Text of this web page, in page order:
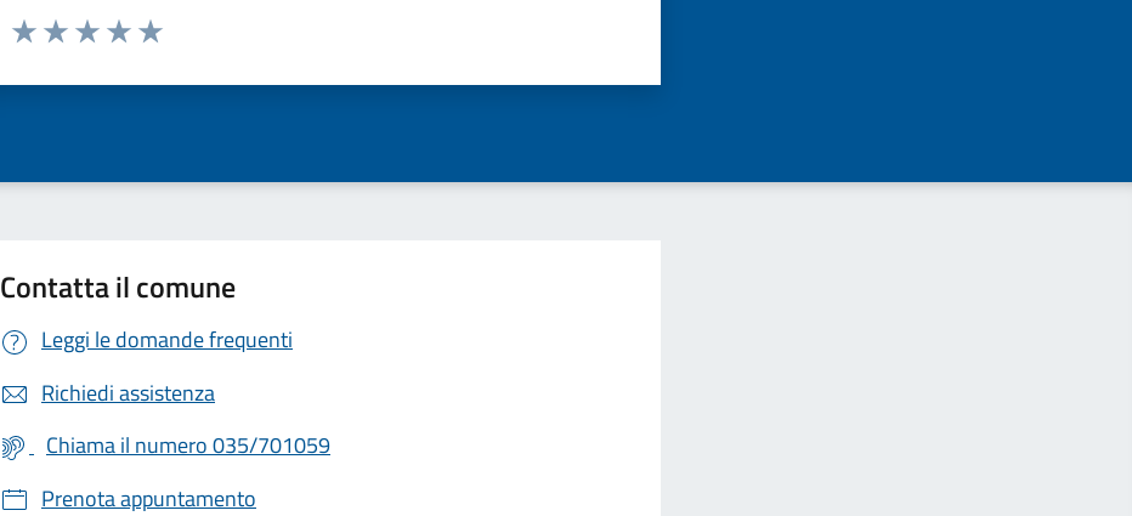
Valuta da 1 a 5 stelle la pagina
Contatta il comune
Leggi le domande frequenti
Richiedi assistenza
Chiama il numero 035/701059
Prenota appuntamento